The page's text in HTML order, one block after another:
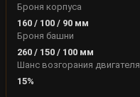
Броня корпуса
160/ 100/ 90мм
Броня башни
260 / 150 / 100 мм
Шанс возгорания двигателя
15%